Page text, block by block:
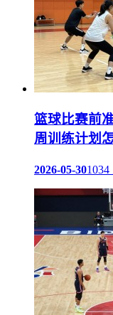
篮球比赛前
周训练计划
2026-05-30